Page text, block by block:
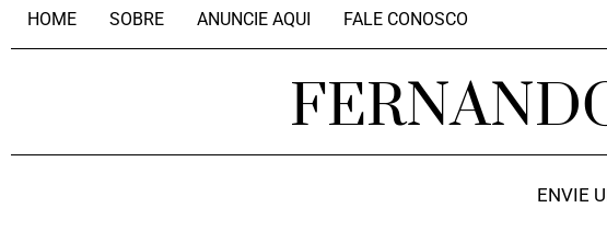
HOME SOBRE ANUNCIE AQUI FALE CONOSCO
ENVIE